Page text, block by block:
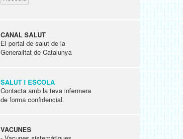
CANAL SALUT
El portal de salut de la
Generalitat de Catalunya
SALUT I ESCOLA
Contacta amb la teva infermera
de forma confidencial.
VACUNES